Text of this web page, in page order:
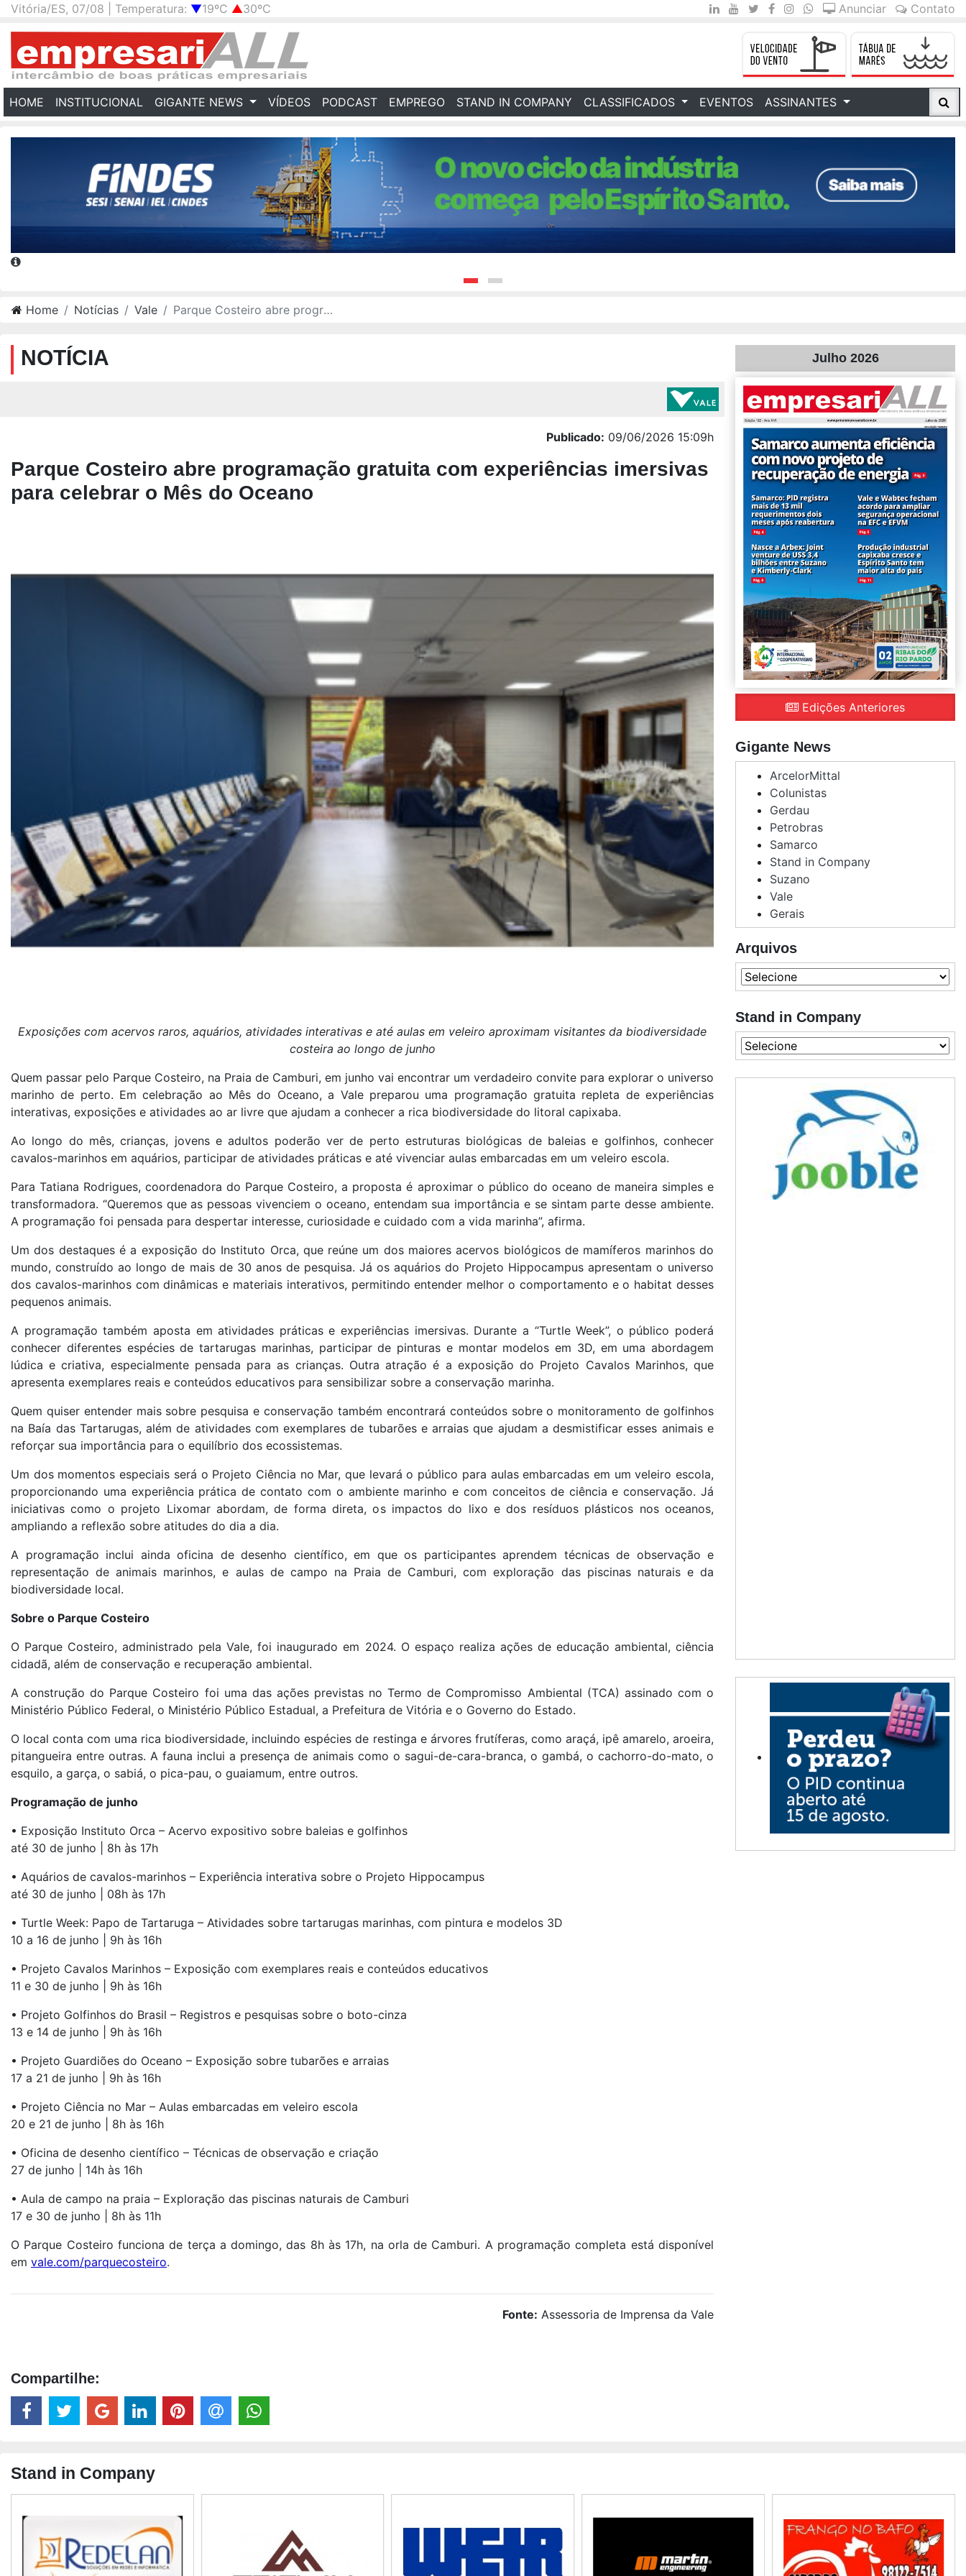
Vitória/ES, 07/08 | Temperatura: ▼19ºC ▲30ºC Anunciar Contato
HOME (CURRENT)
INSTITUCIONAL GIGANTE NEWS VÍDEOS PODCAST EMPREGO STAND IN COMPANY CLASSIFICADOS EVENTOS ASSINANTES
Home Notícias Vale Parque Costeiro abre programação gratuita com experiências imersivas para celebrar o Mês do Oceano
NOTÍCIA
Publicado: 09/06/2026 15:09h
Parque Costeiro abre programação gratuita com experiências imersivas
para celebrar o Mês do Oceano
Exposições com acervos raros, aquários, atividades interativas e até aulas em veleiro aproximam visitantes da biodiversidade
costeira ao longo de junho
Quem passar pelo Parque Costeiro, na Praia de Camburi, em junho vai encontrar um verdadeiro convite para explorar o universo
marinho de perto. Em celebração ao Mês do Oceano, a Vale preparou uma programação gratuita repleta de experiências
interativas, exposições e atividades ao ar livre que ajudam a conhecer a rica biodiversidade do litoral capixaba.
Ao longo do mês, crianças, jovens e adultos poderão ver de perto estruturas biológicas de baleias e golfinhos, conhecer
cavalos-marinhos em aquários, participar de atividades práticas e até vivenciar aulas embarcadas em um veleiro escola.
Para Tatiana Rodrigues, coordenadora do Parque Costeiro, a proposta é aproximar o público do oceano de maneira simples e
transformadora. “Queremos que as pessoas vivenciem o oceano, entendam sua importância e se sintam parte desse ambiente.
A programação foi pensada para despertar interesse, curiosidade e cuidado com a vida marinha”, afirma.
Um dos destaques é a exposição do Instituto Orca, que reúne um dos maiores acervos biológicos de mamíferos marinhos do
mundo, construído ao longo de mais de 30 anos de pesquisa. Já os aquários do Projeto Hippocampus apresentam o universo
dos cavalos-marinhos com dinâmicas e materiais interativos, permitindo entender melhor o comportamento e o habitat desses
pequenos animais.
A programação também aposta em atividades práticas e experiências imersivas. Durante a “Turtle Week”, o público poderá
conhecer diferentes espécies de tartarugas marinhas, participar de pinturas e montar modelos em 3D, em uma abordagem
lúdica e criativa, especialmente pensada para as crianças. Outra atração é a exposição do Projeto Cavalos Marinhos, que
apresenta exemplares reais e conteúdos educativos para sensibilizar sobre a conservação marinha.
Quem quiser entender mais sobre pesquisa e conservação também encontrará conteúdos sobre o monitoramento de golfinhos
na Baía das Tartarugas, além de atividades com exemplares de tubarões e arraias que ajudam a desmistificar esses animais e
reforçar sua importância para o equilíbrio dos ecossistemas.
Um dos momentos especiais será o Projeto Ciência no Mar, que levará o público para aulas embarcadas em um veleiro escola,
proporcionando uma experiência prática de contato com o ambiente marinho e com conceitos de ciência e conservação. Já
iniciativas como o projeto Lixomar abordam, de forma direta, os impactos do lixo e dos resíduos plásticos nos oceanos,
ampliando a reflexão sobre atitudes do dia a dia.
A programação inclui ainda oficina de desenho científico, em que os participantes aprendem técnicas de observação e
representação de animais marinhos, e aulas de campo na Praia de Camburi, com exploração das piscinas naturais e da
biodiversidade local.
Sobre o Parque Costeiro
O Parque Costeiro, administrado pela Vale, foi inaugurado em 2024. O espaço realiza ações de educação ambiental, ciência
cidadã, além de conservação e recuperação ambiental.
A construção do Parque Costeiro foi uma das ações previstas no Termo de Compromisso Ambiental (TCA) assinado com o
Ministério Público Federal, o Ministério Público Estadual, a Prefeitura de Vitória e o Governo do Estado.
O local conta com uma rica biodiversidade, incluindo espécies de restinga e árvores frutíferas, como araçá, ipê amarelo, aroeira,
pitangueira entre outras. A fauna inclui a presença de animais como o sagui-de-cara-branca, o gambá, o cachorro-do-mato, o
esquilo, a garça, o sabiá, o pica-pau, o guaiamum, entre outros.
Programação de junho
• Exposição Instituto Orca – Acervo expositivo sobre baleias e golfinhos
até 30 de junho | 8h às 17h
• Aquários de cavalos-marinhos – Experiência interativa sobre o Projeto Hippocampus
até 30 de junho | 08h às 17h
• Turtle Week: Papo de Tartaruga – Atividades sobre tartarugas marinhas, com pintura e modelos 3D
10 a 16 de junho | 9h às 16h
• Projeto Cavalos Marinhos – Exposição com exemplares reais e conteúdos educativos
11 e 30 de junho | 9h às 16h
• Projeto Golfinhos do Brasil – Registros e pesquisas sobre o boto-cinza
13 e 14 de junho | 9h às 16h
• Projeto Guardiões do Oceano – Exposição sobre tubarões e arraias
17 a 21 de junho | 9h às 16h
• Projeto Ciência no Mar – Aulas embarcadas em veleiro escola
20 e 21 de junho | 8h às 16h
• Oficina de desenho científico – Técnicas de observação e criação
27 de junho | 14h às 16h
• Aula de campo na praia – Exploração das piscinas naturais de Camburi
17 e 30 de junho | 8h às 11h
O Parque Costeiro funciona de terça a domingo, das 8h às 17h, na orla de Camburi. A programação completa está disponível
em vale.com/parquecosteiro.
Fonte: Assessoria de Imprensa da Vale
Compartilhe:
Julho 2026
Edições Anteriores
Gigante News
ArcelorMittal
Colunistas
Gerdau
Petrobras
Samarco
Stand in Company
Suzano
Vale
Gerais
Arquivos
Stand in Company
Stand in Company